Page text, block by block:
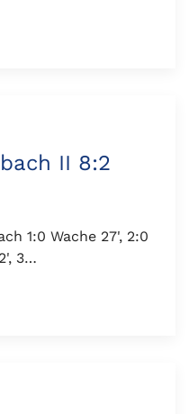
II 8:2
1:0 Wache 27', 2:0
3…